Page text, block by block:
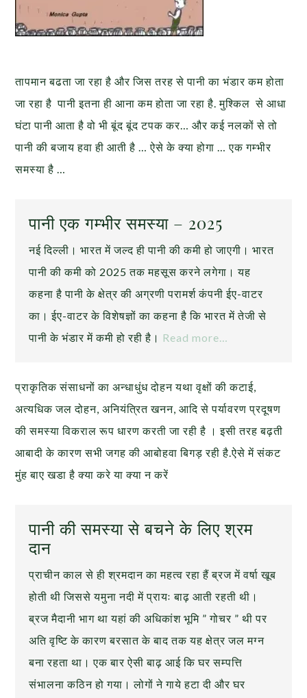
तापमान बढता जा रहा है और जिस तरह से पानी का भंडार कम होता
जा रहा है पानी इतना ही आना कम होता जा रहा है. मुश्किल से आधा
घंटा पानी आता है वो भी बूंद बूंद टपक कर… और कई नलकों से तो
पानी की बजाय हवा ही आती है … ऐसे के क्या होगा … एक गम्भीर
समस्या है …
पानी एक गम्भीर समस्या – 2025
नई दिल्ली। भारत में जल्द ही पानी की कमी हो जाएगी। भारत
पानी की कमी को 2025 तक महसूस करने लगेगा। यह
कहना है पानी के क्षेत्र की अग्रणी परामर्श कंपनी ईए-वाटर
का। ईए-वाटर के विशेषज्ञों का कहना है कि भारत में तेजी से
पानी के भंडार में कमी हो रही है। Read more…
प्राकृतिक संसाधनों का अन्धाधुंध दोहन यथा वृक्षों की कटाई,
अत्यधिक जल दोहन, अनियंत्रित खनन, आदि से पर्यावरण प्रदूषण
की समस्या विकराल रूप धारण करती जा रही है । इसी तरह बढ़ती
आबादी के कारण सभी जगह की आबोहवा बिगड़ रही है.ऐसे में संकट
मुंह बाए खडा है क्या करे या क्या न करें
पानी की समस्या से बचने के लिए श्रम
दान
प्राचीन काल से ही श्रमदान का महत्व रहा हैं ब्रज में वर्षा खूब
होती थी जिससे यमुना नदी में प्रायः बाढ़ आती रहती थी।
ब्रज मैदानी भाग था यहां की अधिकांश भूमि ” गोचर ” थी पर
अति वृष्टि के कारण बरसात के बाद तक यह क्षेत्र जल मग्न
बना रहता था। एक बार ऐसी बाढ़ आई कि घर सम्पत्ति
संभालना कठिन हो गया। लोगों ने गाये हटा दी और घर